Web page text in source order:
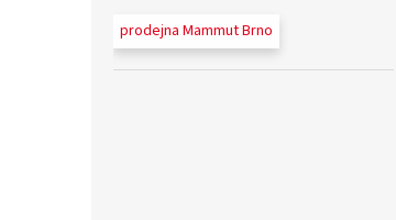
prodejna Mammut Brno